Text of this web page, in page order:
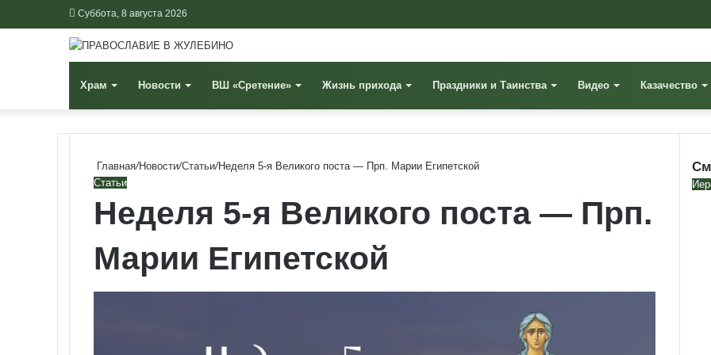
Суббота, 8 августа 2026
Храм Новости ВШ «Сретение» Жизнь прихода Праздники и Таинства Видео Казачество
Главная/Новости/Статьи/Неделя 5-я Великого поста — Прп. Марии Египетской
Статьи
Неделя 5-я Великого поста — Прп.
Марии Египетской